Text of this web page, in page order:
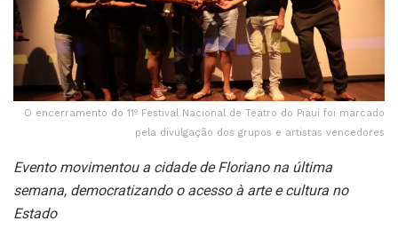
O encerramento do 11º Festival Nacional de Teatro do Piauí foi marcado
pela divulgação dos grupos e artistas vencedores
Evento movimentou a cidade de Floriano na última
semana, democratizando o acesso à arte e cultura no
Estado